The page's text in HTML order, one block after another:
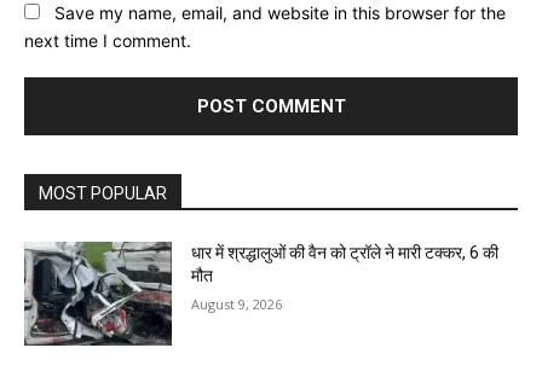
Save my name, email, and website in this browser for the
next time I comment.
MOST POPULAR
धार में श्रद्धालुओं की वैन को ट्रॉले ने मारी टक्कर, 6 की
मौत
August 9, 2026